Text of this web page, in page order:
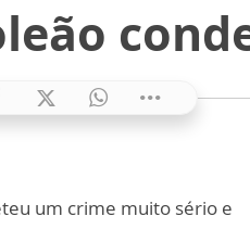
um crime muito sério e